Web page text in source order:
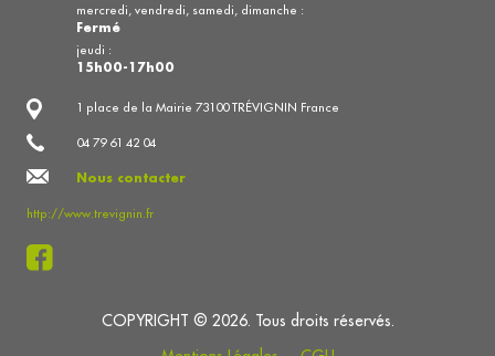
1 place de la Mairie 73100 TRÉVIGNIN France
04 79 61 42 04
Nous contacter
http://www.trevignin.fr
mercredi, vendredi, samedi, dimanche :
Fermé
jeudi :
15h00-17h00
COPYRIGHT © 2026. Tous droits réservés.